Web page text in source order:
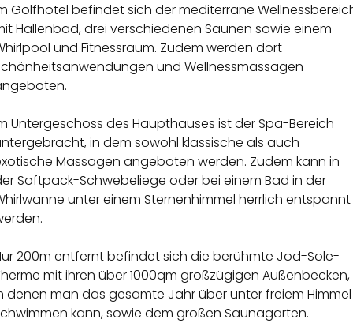
Golfhotel befindet sich der mediterrane
Hallenbad, drei verschiedenen Saunen sowie einem
und Fitnessraum. Zudem werden dort
und Wellnessmassagen
Untergeschoss des Haupthauses ist der Spa-Bereich
in dem sowohl klassische als auch
Massagen angeboten werden. Zudem kann in
Softpack-Schwebeliege oder bei einem Bad in der
unter einem Sternenhimmel herrlich entspannt
200m entfernt befindet sich die berühmte Jod-Sole-
mit ihren über 1000qm großzügigen Außenbecken,
denen man das gesamte Jahr über unter freiem Himmel
kann, sowie dem großen Saunagarten.